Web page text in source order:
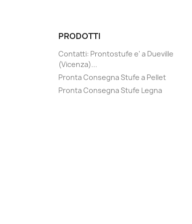
PRODOTTI
Contatti: Prontostufe e' a Dueville
(Vicenza)...
Pronta Consegna Stufe a Pellet
Pronta Consegna Stufe Legna